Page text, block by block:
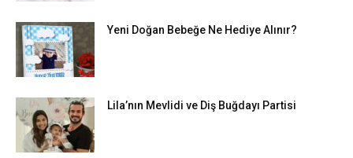
Yeni Doğan Bebeğe Ne Hediye Alınır?
Lila’nın Mevlidi ve Diş Buğdayı Partisi